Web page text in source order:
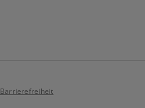
Barrierefreiheit